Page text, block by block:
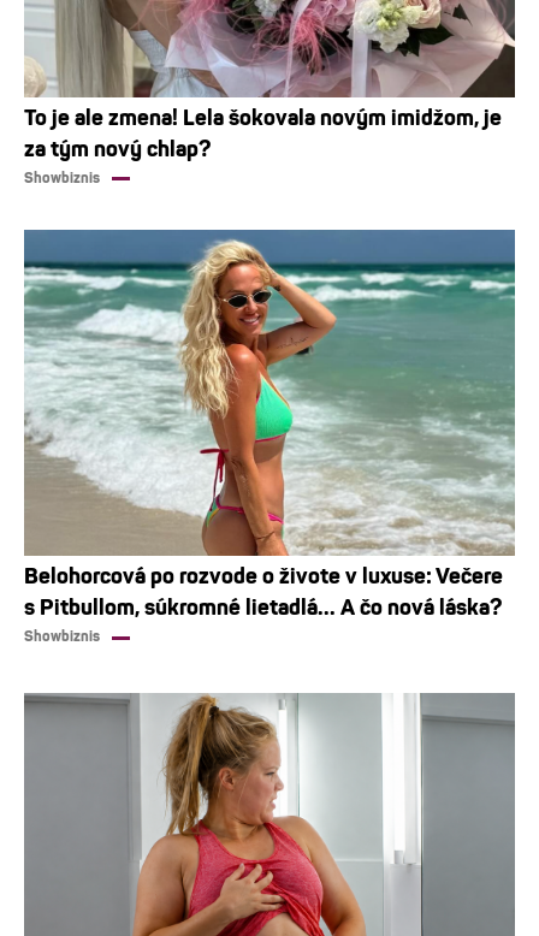
To je ale zmena! Lela šokovala novým imidžom, je
za tým nový chlap?
Showbiznis
Belohorcová po rozvode o živote v luxuse: Večere
s Pitbullom, súkromné lietadlá... A čo nová láska?
Showbiznis